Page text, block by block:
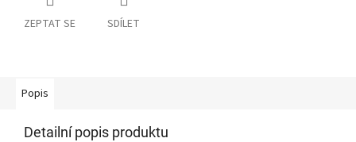
ZEPTAT SE SDÍLET
Popis
Detailní popis produktu